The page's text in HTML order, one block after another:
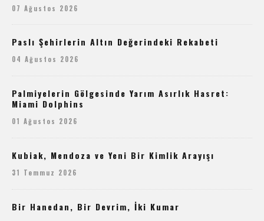
07 Ağustos 2026
Paslı Şehirlerin Altın Değerindeki Rekabeti
04 Ağustos 2026
Palmiyelerin Gölgesinde Yarım Asırlık Hasret:
Miami Dolphins
01 Ağustos 2026
Kubiak, Mendoza ve Yeni Bir Kimlik Arayışı
31 Temmuz 2026
Bir Hanedan, Bir Devrim, İki Kumar